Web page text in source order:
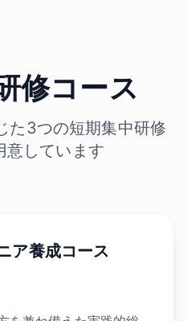
修コース
た3つの短期集中研修
意しています
ア養成コース